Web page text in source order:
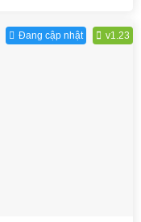
Đang cập nhật v1.23